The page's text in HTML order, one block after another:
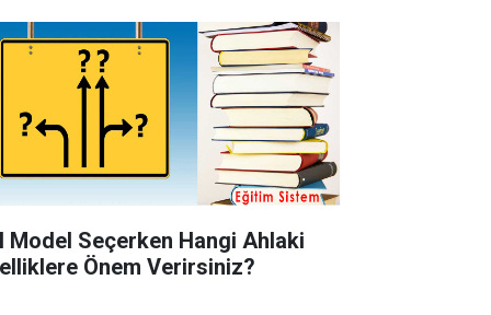
Model Seçerken Hangi Ahlaki
Önem Verirsiniz?